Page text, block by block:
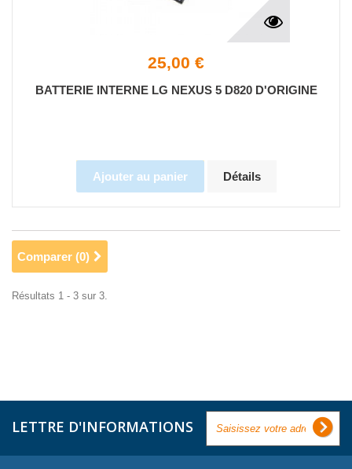
25,00 €
BATTERIE INTERNE LG NEXUS 5 D820 D'ORIGINE
Ajouter au panier Détails
Comparer (0)
Résultats 1 - 3 sur 3.
LETTRE D'INFORMATIONS